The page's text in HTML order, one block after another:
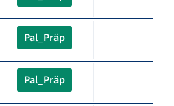
Pal_Präp
Pal_Präp